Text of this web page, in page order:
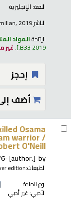
اللغة: الإنجليزية
الناشر:2019
الإتاحة:المواد
.B33 2019
.غير
إحجز
أضف
Osama
warrior /
O'Neill.
by
[author.]
الطبعات:edition.
نوع المادة :
الأدبي: غير أدبي